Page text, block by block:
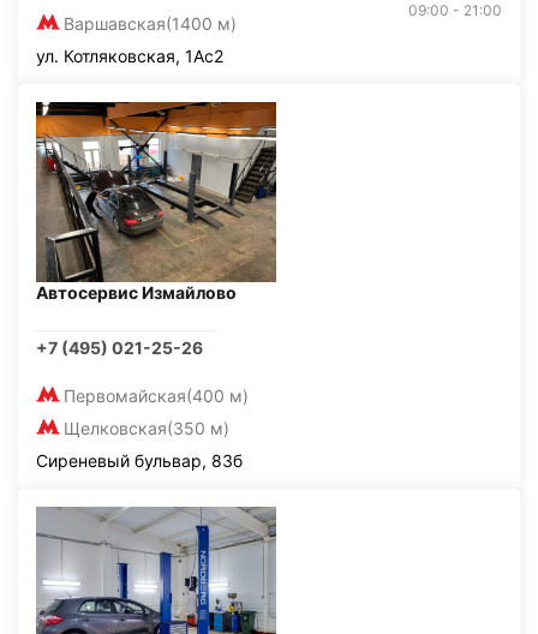
Варшавская(1400 м)
09:00 - 21:00
ул. Котляковская, 1Ас2
Автосервис Измайлово
+7 (495) 021-25-26
Первомайская(400 м)
Щелковская(350 м)
Сиреневый бульвар, 83б